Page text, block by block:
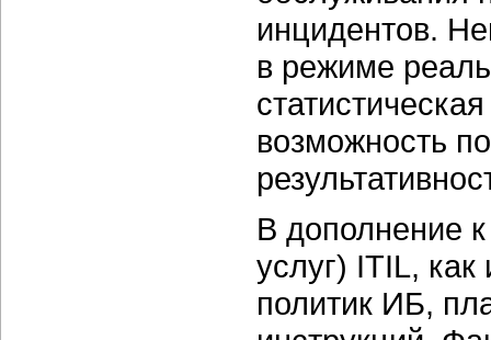
инцидентов.
в режиме
возможность
В дополнение
услуг) ITIL,
политик ИБ,